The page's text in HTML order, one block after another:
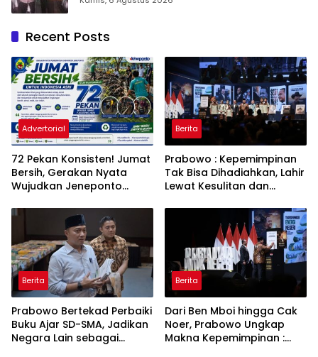
Recent Posts
Advertorial
72 Pekan Konsisten! Jumat
Bersih, Gerakan Nyata
Wujudkan Jeneponto
ASRI
Berita
Prabowo : Kepemimpinan
Tak Bisa Dihadiahkan, Lahir
Lewat Kesulitan dan
Berita
Prabowo Bertekad Perbaiki
Buku Ajar SD-SMA, Jadikan
Negara Lain sebagai
Berita
Dari Ben Mboi hingga Cak
Noer, Prabowo Ungkap
Makna Kepemimpinan :